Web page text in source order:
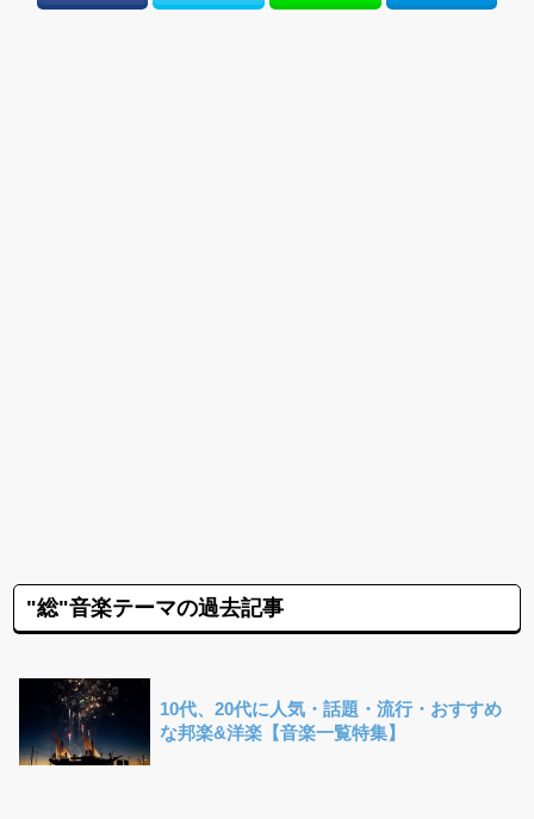
"総"音楽テーマの過去記事
10代、20代に人気・話題・流行・おすすめ
な邦楽&洋楽【音楽一覧特集】